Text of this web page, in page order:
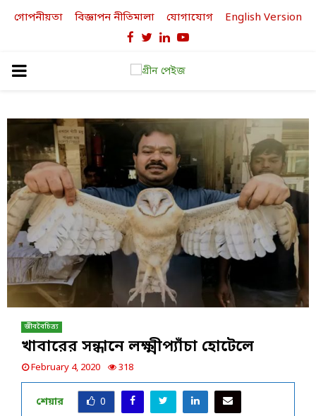
গোপনীয়তা বিজ্ঞাপন নীতিমালা যোগাযোগ English Version
Facebook
TwitterLinkedinYoutube
PRIMARY
জীববৈচিত্র্য
খাবারের সন্ধানে লক্ষ্মীপ্যাঁচা হোটেলে
February 4, 2020 318
শেয়ার 0